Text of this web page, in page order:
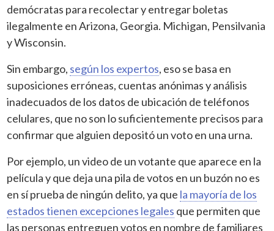
demócratas para recolectar y entregar boletas
ilegalmente en Arizona, Georgia. Michigan, Pensilvania
y Wisconsin.
Sin embargo, según los expertos, eso se basa en
suposiciones erróneas, cuentas anónimas y análisis
inadecuados de los datos de ubicación de teléfonos
celulares, que no son lo suficientemente precisos para
confirmar que alguien depositó un voto en una urna.
Por ejemplo, un video de un votante que aparece en la
película y que deja una pila de votos en un buzón no es
en sí prueba de ningún delito, ya que la mayoría de los
estados tienen excepciones legales que permiten que
las personas entreguen votos en nombre de familiares